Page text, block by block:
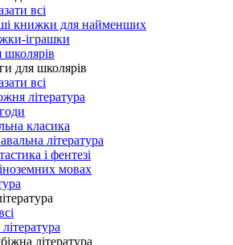
всі
книжки для найменших
іграшки
для школярів
всі
література
класика
література
і фентезі
мовах
література